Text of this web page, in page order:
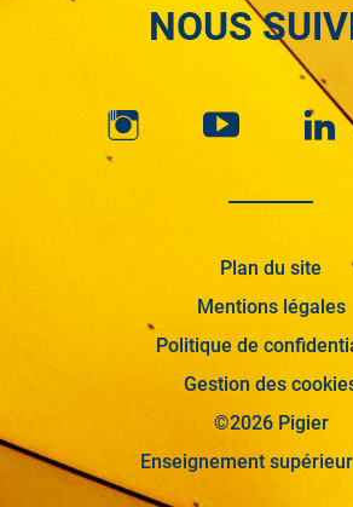
NOUS
Plan du site
Mentions légales
Politique de
Gestion des
©2026 Pigier
Enseignement